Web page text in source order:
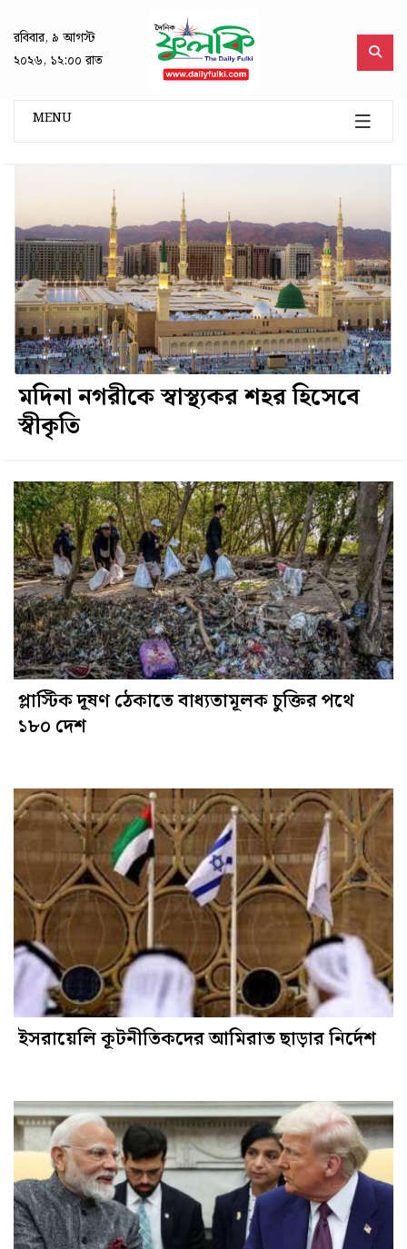
রবিবার, ৯ আগস্ট
২০২৬, ১২:০০ রাত
MENU
মদিনা নগরীকে স্বাস্থ্যকর শহর হিসেবে
স্বীকৃতি
প্লাস্টিক দূষণ ঠেকাতে বাধ্যতামূলক চুক্তির পথে
১৮০ দেশ
ইসরায়েলি কূটনীতিকদের আমিরাত ছাড়ার নির্দেশ